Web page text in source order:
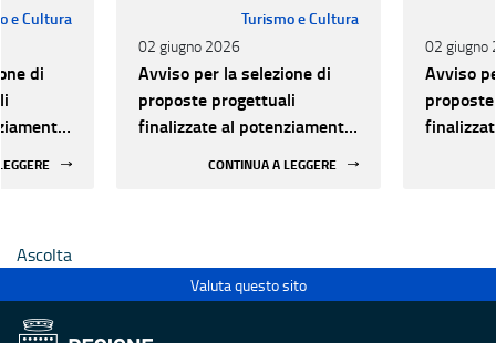
e Cultura
di
Turismo e Cultura
02 giugno 2026
Avviso per la selezione di
proposte progettuali
finalizzate al potenziamento
CONTINUA A LEGGERE
02 giugno
Avviso
Ascolta
Valuta questo sito